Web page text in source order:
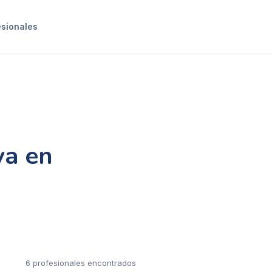
en
6 profesionales encontrados